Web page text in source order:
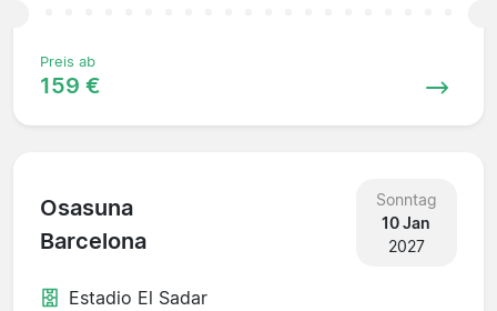
Preis ab
159 €
Osasuna
Barcelona
Sonntag
10 Jan
2027
Estadio El Sadar